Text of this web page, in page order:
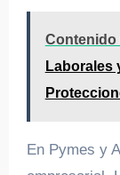
Contenido
Laborales
En Pymes y